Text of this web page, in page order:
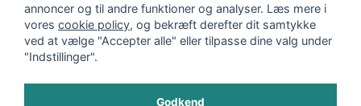
annoncer og til andre funktioner og analyser. Læs mere i
vores cookie policy, og bekræft derefter dit samtykke
ved at vælge "Accepter alle" eller tilpasse dine valg under
"Indstillinger".
Godkend